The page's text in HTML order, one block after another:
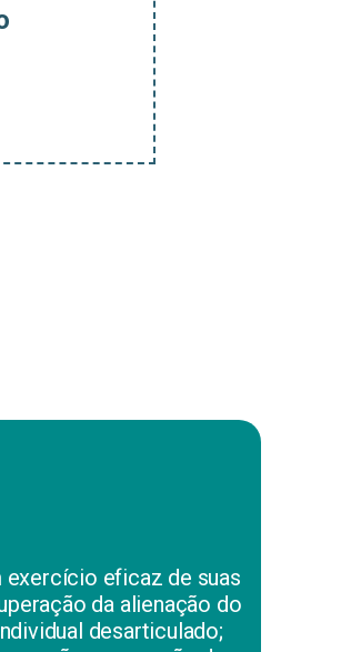
eficaz de suas
da alienação do
desarticulado;